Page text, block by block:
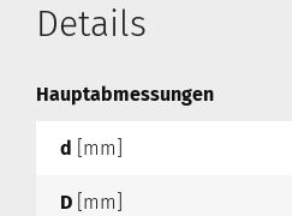
Details
Hauptabmessungen
d [mm]
D [mm]